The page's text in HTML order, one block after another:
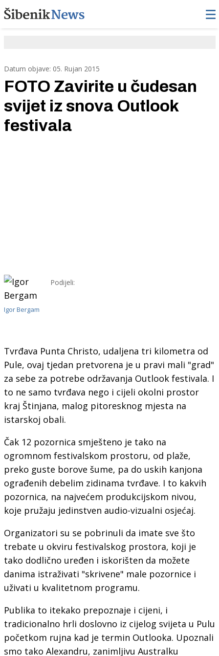
Datum objave: 05. Rujan 2015
FOTO Zavirite u čudesan
svijet iz snova Outlook
festivala
Igor Bergam
Podijeli:
Tvrđava Punta Christo, udaljena tri kilometra od
Pule, ovaj tjedan pretvorena je u pravi mali "grad"
za sebe za potrebe održavanja Outlook festivala. I
to ne samo tvrđava nego i cijeli okolni prostor
kraj Štinjana, malog pitoresknog mjesta na
istarskoj obali.
Čak 12 pozornica smješteno je tako na
ogromnom festivalskom prostoru, od plaže,
preko guste borove šume, pa do uskih kanjona
ograđenih debelim zidinama tvrđave. I to kakvih
pozornica, na najvećem produkcijskom nivou,
koje pružaju jedinstven audio-vizualni osjećaj.
Organizatori su se pobrinuli da imate sve što
trebate u okviru festivalskog prostora, koji je
tako dodlično uređen i iskorišten da možete
danima istraživati "skrivene" male pozornice i
uživati u kvalitetnom programu.
Publika to itekako prepoznaje i cijeni, i
tradicionalno hrli doslovno iz cijelog svijeta u Pulu
početkom rujna kad je termin Outlooka. Upoznali
smo tako Alexandru, zanimljivu Australku